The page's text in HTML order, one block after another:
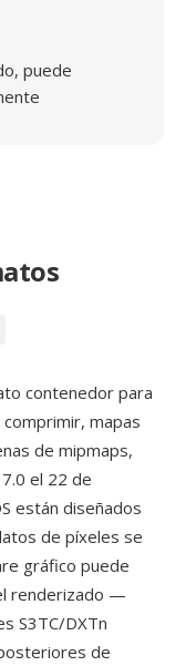
puede
contenedor para
mapas
de mipmaps,
el 22 de
están diseñados
de píxeles se
gráfico puede
renderizado —
S3TC/DXTn
de